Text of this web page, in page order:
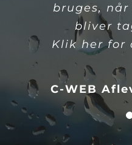
bruges,
bliver
Klik her for
C-WEB
går
Klik her for
C-WEB